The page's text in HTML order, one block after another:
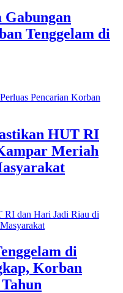
Tenggelam di
HUT RI
Meriah
di
Korban